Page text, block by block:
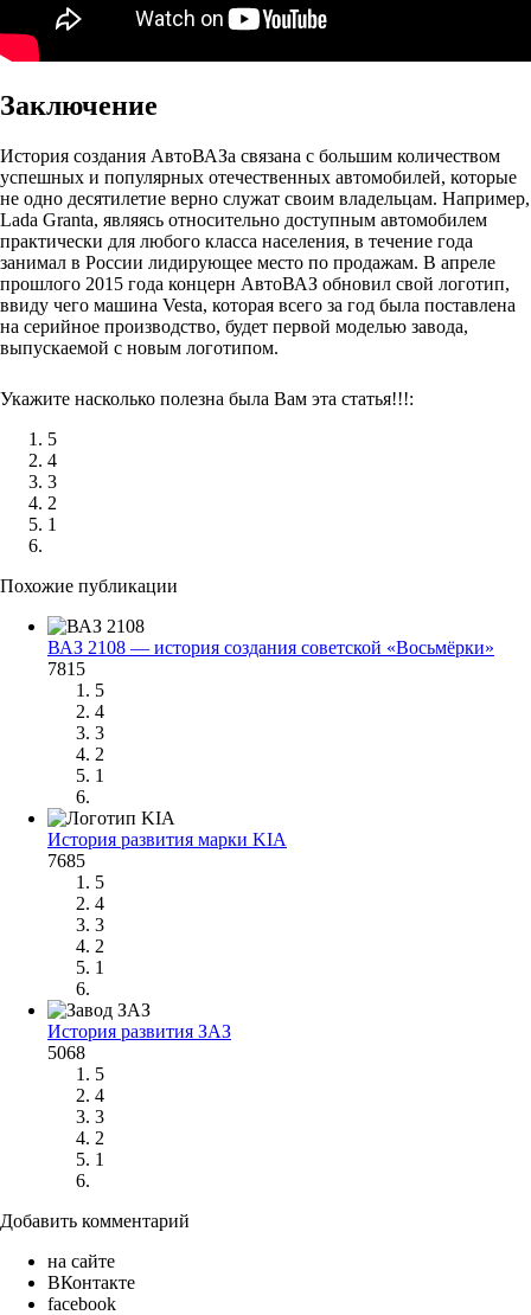
Заключение
История создания АвтоВАЗа связана с большим количеством
успешных и популярных отечественных автомобилей, которые
не одно десятилетие верно служат своим владельцам. Например,
Lada Granta, являясь относительно доступным автомобилем
практически для любого класса населения, в течение года
занимал в России лидирующее место по продажам. В апреле
прошлого 2015 года концерн АвтоВАЗ обновил свой логотип,
ввиду чего машина Vesta, которая всего за год была поставлена
на серийное производство, будет первой моделью завода,
выпускаемой с новым логотипом.
Укажите насколько полезна была Вам эта статья!!!:
5
4
3
2
1
Похожие публикации
ВАЗ 2108 — история создания советской «Восьмёрки»
7815
5
4
3
2
1
История развития марки KIA
7685
5
4
3
2
1
История развития ЗАЗ
5068
5
4
3
2
1
Добавить комментарий
на сайте
ВКонтакте
facebook